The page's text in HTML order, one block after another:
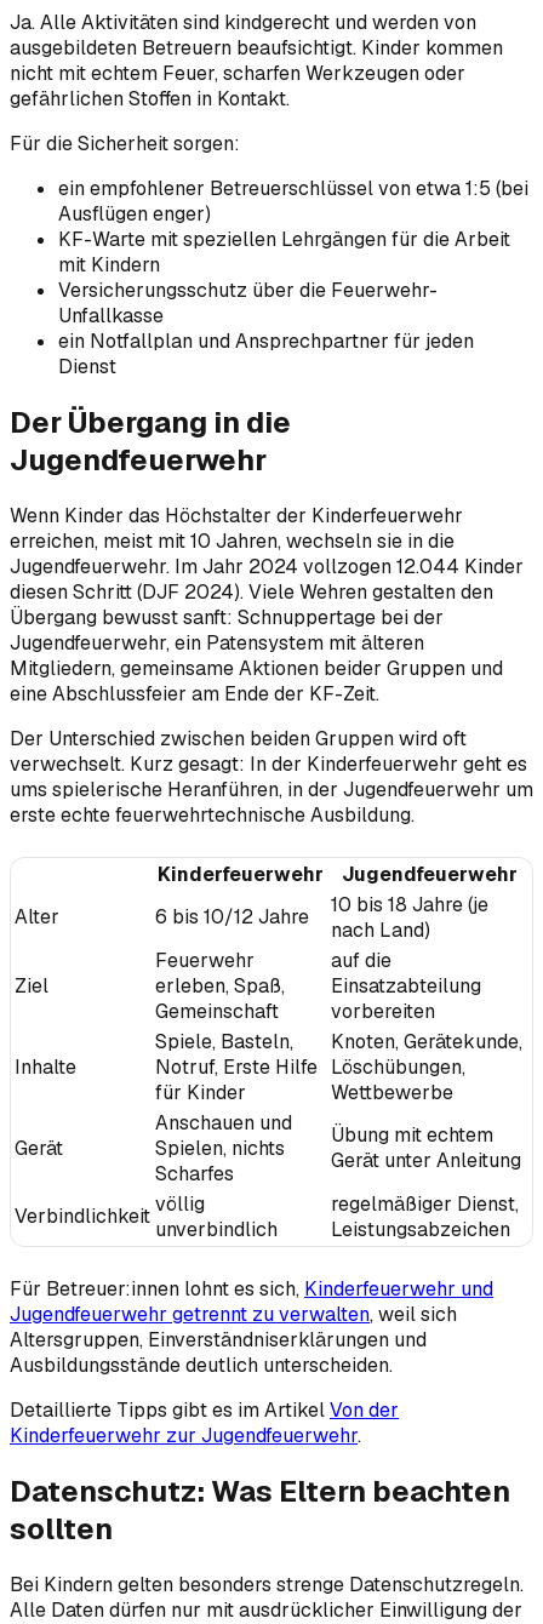
Ja. Alle Aktivitäten sind kindgerecht und werden von
ausgebildeten Betreuern beaufsichtigt. Kinder kommen
nicht mit echtem Feuer, scharfen Werkzeugen oder
gefährlichen Stoffen in Kontakt.
Für die Sicherheit sorgen:
ein empfohlener Betreuerschlüssel von etwa 1:5 (bei
Ausflügen enger)
KF-Warte mit speziellen Lehrgängen für die Arbeit
mit Kindern
Versicherungsschutz über die Feuerwehr-
Unfallkasse
ein Notfallplan und Ansprechpartner für jeden
Dienst
Der Übergang in die
Jugendfeuerwehr
Wenn Kinder das Höchstalter der Kinderfeuerwehr
erreichen, meist mit 10 Jahren, wechseln sie in die
Jugendfeuerwehr. Im Jahr 2024 vollzogen 12.044 Kinder
diesen Schritt (DJF 2024). Viele Wehren gestalten den
Übergang bewusst sanft: Schnuppertage bei der
Jugendfeuerwehr, ein Patensystem mit älteren
Mitgliedern, gemeinsame Aktionen beider Gruppen und
eine Abschlussfeier am Ende der KF-Zeit.
Der Unterschied zwischen beiden Gruppen wird oft
verwechselt. Kurz gesagt: In der Kinderfeuerwehr geht es
ums spielerische Heranführen, in der Jugendfeuerwehr um
erste echte feuerwehrtechnische Ausbildung.
Kinderfeuerwehr
Jugendfeuerwehr
Alter
6 bis 10/12 Jahre
10 bis 18 Jahre (je
nach Land)
Ziel
Feuerwehr
erleben, Spaß,
Gemeinschaft
auf die
Einsatzabteilung
vorbereiten
Inhalte
Spiele, Basteln,
Notruf, Erste Hilfe
für Kinder
Knoten, Gerätekunde,
Löschübungen,
Wettbewerbe
Gerät
Anschauen und
Spielen, nichts
Scharfes
Übung mit echtem
Gerät unter Anleitung
Verbindlichkeitvöllig
unverbindlich
regelmäßiger Dienst,
Leistungsabzeichen
Für Betreuer:innen lohnt es sich, Kinderfeuerwehr und
Jugendfeuerwehr getrennt zu verwalten, weil sich
Altersgruppen, Einverständniserklärungen und
Ausbildungsstände deutlich unterscheiden.
Detaillierte Tipps gibt es im ArtikelVon der
Kinderfeuerwehr zur Jugendfeuerwehr.
Datenschutz: Was Eltern beachten
sollten
Bei Kindern gelten besonders strenge Datenschutzregeln.
Alle Daten dürfen nur mit ausdrücklicher Einwilligung der